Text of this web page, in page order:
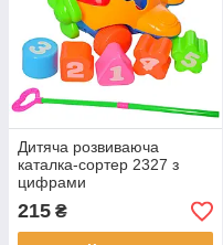
Дитяча розвиваюча
каталка-сортер 2327 з
цифрами
215 ₴